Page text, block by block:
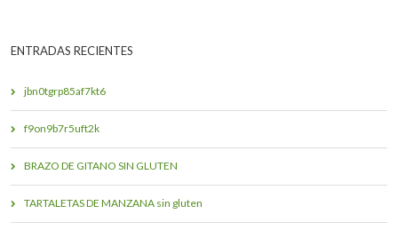
ENTRADAS RECIENTES
jbn0tgrp85af7kt6
f9on9b7r5uft2k
BRAZO DE GITANO SIN GLUTEN
TARTALETAS DE MANZANA sin gluten